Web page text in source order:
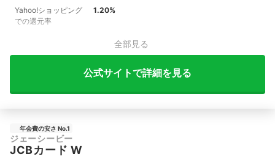
Yahoo!ショッピング
での還元率
1.20%
全部見る
公式サイトで詳細を見る
年会費の安さ No.1
ジェーシービー
JCBカード W